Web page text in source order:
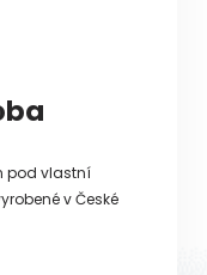
pod vlastní
v České